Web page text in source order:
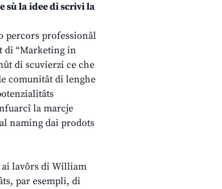
sù la idee di scrivi la
percors professionâl
di “Marketing in
di scuvierzi ce che
comunitât di lenghe
la marcje
naming dai prodots
ai lavôrs di William
par esempli, di